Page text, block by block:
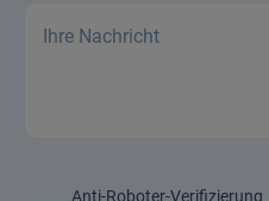
Anti-Roboter-Verifizierung